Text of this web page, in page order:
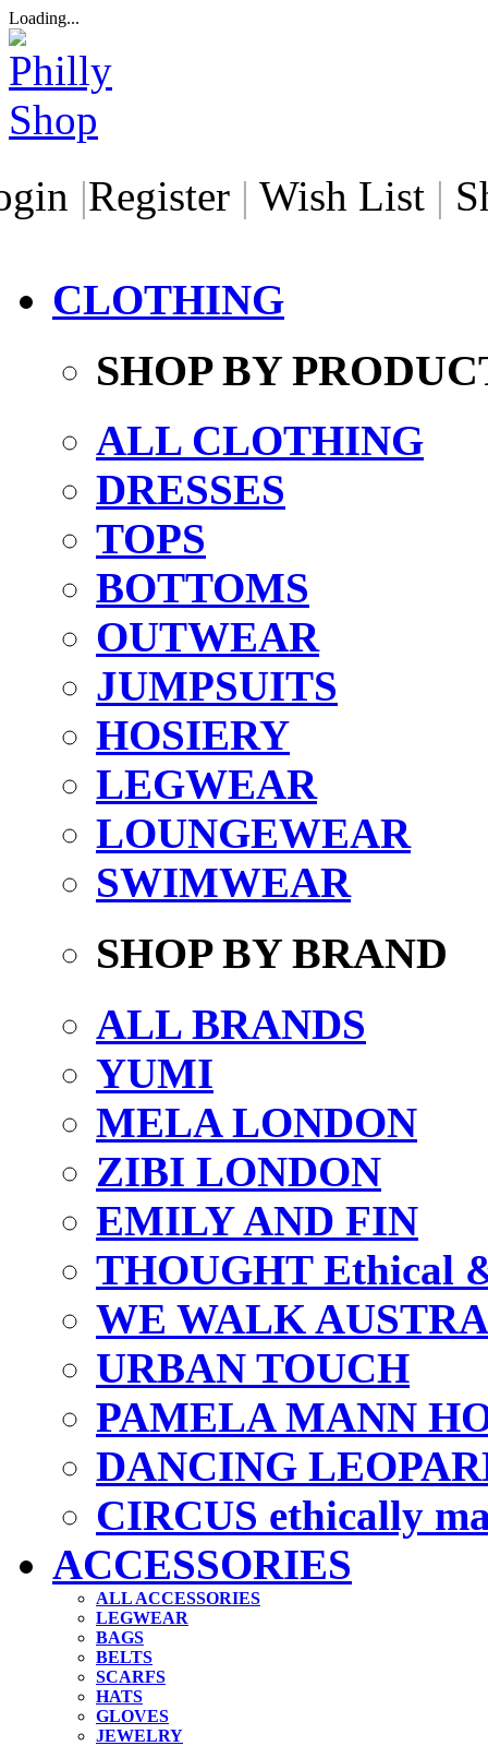
Loading...
|Register | Wish List |
CLOTHING
SHOP BY
ALL CLOTHING
DRESSES
TOPS
BOTTOMS
OUTWEAR
JUMPSUITS
HOSIERY
LEGWEAR
LOUNGEWEAR
SWIMWEAR
SHOP BY BRAND
ALL BRANDS
YUMI
MELA LONDON
ZIBI LONDON
EMILY AND FIN
THOUGHT Ethical
WE WALK
URBAN TOUCH
PAMELA MANN
DANCING
CIRCUS ethically
ACCESSORIES
ALL ACCESSORIES
LEGWEAR
BAGS
BELTS
SCARFS
HATS
GLOVES
JEWELRY